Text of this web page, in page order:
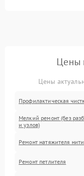
Цены
Цены
Профилактическая
Мелкий ремонт (без
и узлов)
Ремонт натяжителя нити
Ремонт петлителя